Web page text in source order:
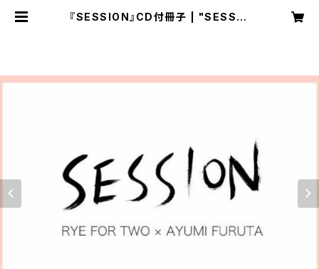
『SESSION』CD付冊子 | "SESSIO